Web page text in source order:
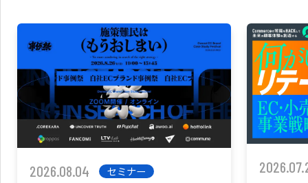
2026.08.04
セミナー